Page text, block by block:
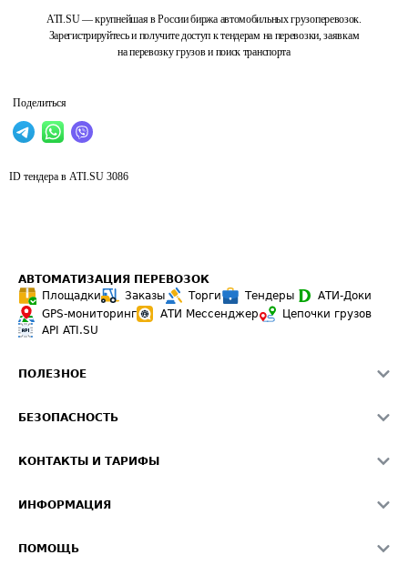
ATI.SU — крупнейшая в России биржа автомобильных грузоперевозок.
Зарегистрируйтесь и получите доступ к тендерам на перевозки, заявкам
на перевозку грузов и поиск транспорта
Поделиться
ID тендера в ATI.SU 3086
АВТОМАТИЗАЦИЯ ПЕРЕВОЗОК
Площадки
Заказы Торги Тендеры
АТИ-Доки
GPS-мониторинг
АТИ Мессенджер
Цепочки грузов
API ATI.SU
ПОЛЕЗНОЕ
Звезды ATI.SU на вашем сайте
Средние ставки
БЕЗОПАСНОСТЬ
Светофор+
О формировании Паспорта
КОНТАКТЫ И ТАРИФЫ
Реклама на сайте
ИНФОРМАЦИЯ
ПОМОЩЬ